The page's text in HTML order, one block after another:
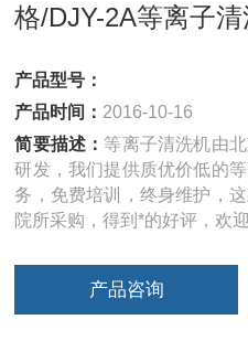
格/DJY-2A等离子
产品型号：
产品时间： 2016-10-16
简要描述： 等离子清洗机由
研发，我们提供质优价低的
务，免费培训，终身维护，
院所采购，得到*的好评，欢
产品咨询